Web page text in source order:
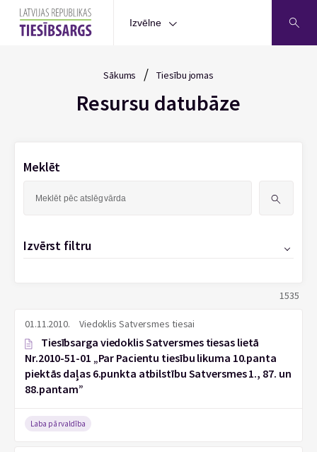
Izvēlne
Sākums / Tiesību jomas
Resursu datubāze
Meklēt
Izvērst filtru
1535
01.11.2010. Viedoklis Satversmes tiesai
Tiesībsarga viedoklis Satversmes tiesas lietā
Nr.2010-51-01 „Par Pacientu tiesību likuma 10.panta
piektās daļas 6.punkta atbilstību Satversmes 1., 87. un
88.pantam”
Laba pārvaldība